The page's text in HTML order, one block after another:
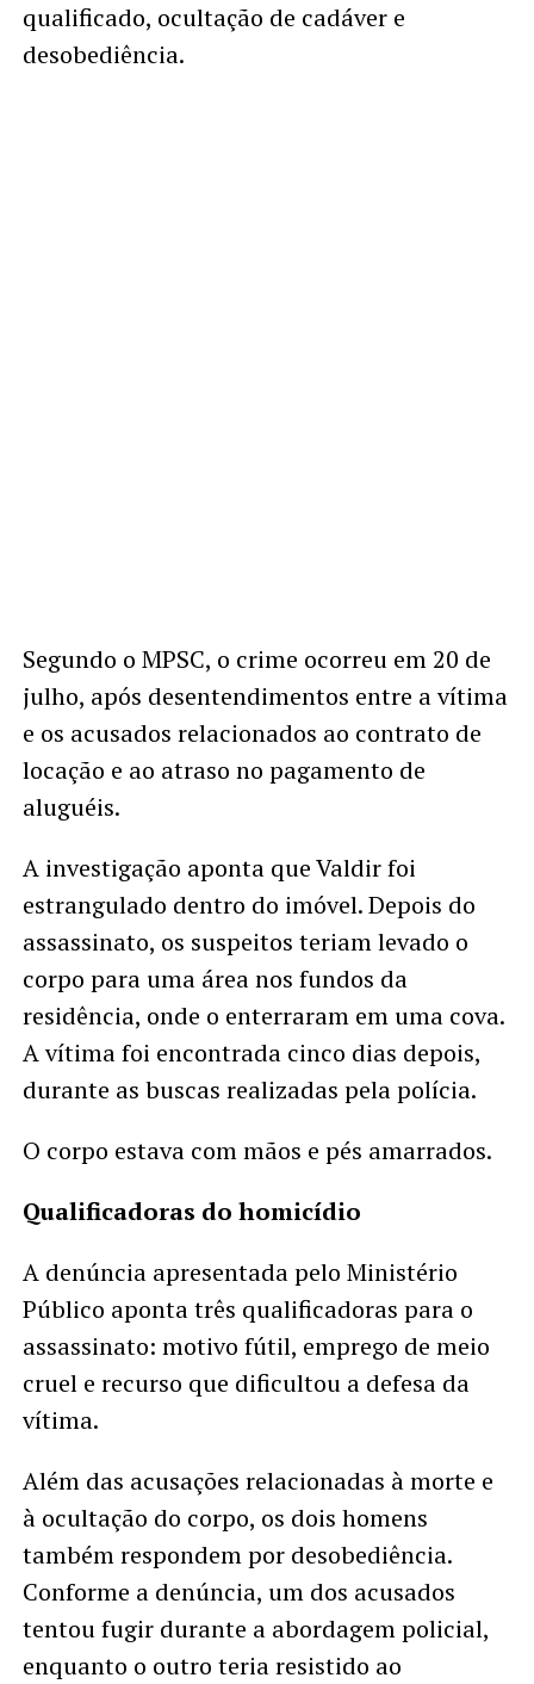
qualificado, ocultação de cadáver e
desobediência.
Segundo o MPSC, o crime ocorreu em 20 de
julho, após desentendimentos entre a vítima
e os acusados relacionados ao contrato de
locação e ao atraso no pagamento de
aluguéis.
A investigação aponta que Valdir foi
estrangulado dentro do imóvel. Depois do
assassinato, os suspeitos teriam levado o
corpo para uma área nos fundos da
residência, onde o enterraram em uma cova.
A vítima foi encontrada cinco dias depois,
durante as buscas realizadas pela polícia.
O corpo estava com mãos e pés amarrados.
Qualificadoras do homicídio
A denúncia apresentada pelo Ministério
Público aponta três qualificadoras para o
assassinato: motivo fútil, emprego de meio
cruel e recurso que dificultou a defesa da
vítima.
Além das acusações relacionadas à morte e
à ocultação do corpo, os dois homens
também respondem por desobediência.
Conforme a denúncia, um dos acusados
tentou fugir durante a abordagem policial,
enquanto o outro teria resistido ao